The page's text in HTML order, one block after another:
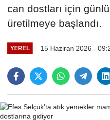
can dostları için
üretilmeye başlandı.
YEREL 15 Haziran 2026 -